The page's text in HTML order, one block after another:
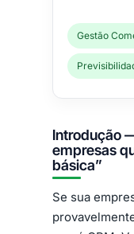
Gestão
Introdução
empresas
básica”
Se sua